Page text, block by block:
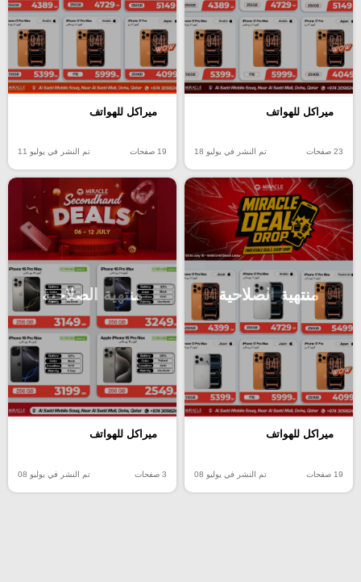
ميراكل للهواتف
23 صفحات تم النشر في يوليو 18
ميراكل للهواتف
19 صفحات تم النشر في يوليو 11
منتهية الصلاحية
ميراكل للهواتف
19 صفحات تم النشر في يوليو 08
منتهية الصلاحية
ميراكل للهواتف
3 صفحات تم النشر في يوليو 08